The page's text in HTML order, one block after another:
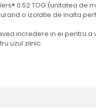
0.52 TOG (unitatea de
o izolatie de inalta
incredere in ei pentru a
uzul zilnic.